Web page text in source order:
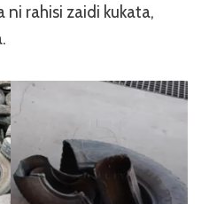
ni rahisi zaidi kukata,